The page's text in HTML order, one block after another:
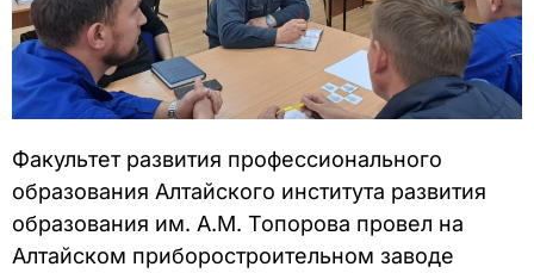
Факультет развития профессионального
образования Алтайского института развития
образования им. А.М. Топорова провел на
Алтайском приборостроительном заводе